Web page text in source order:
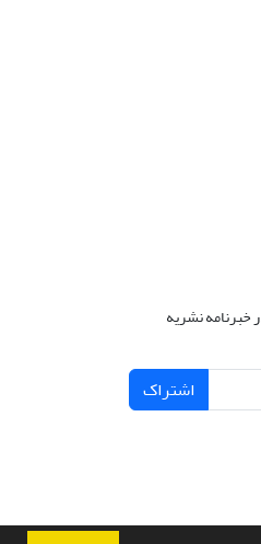
خبرنامه نشریه
اشتراک